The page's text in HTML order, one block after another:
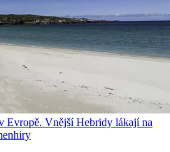
Evropě. Vnější Hebridy lákají na